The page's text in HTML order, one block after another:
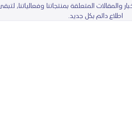
والمقالات المتعلقة بمنتجاتنا وفعالياتنا،
اطلاع دائم بكل جديد.